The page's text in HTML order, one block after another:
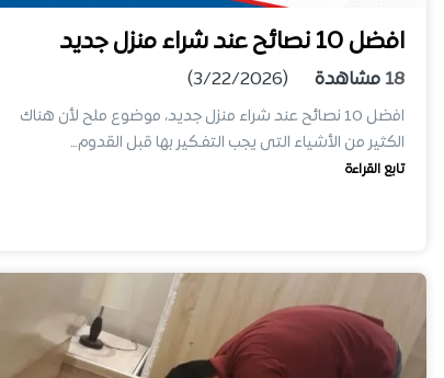
افضل 10 نصائح عند شراء منزل جديد
18 مشاهدة (3/22/2026)
افضل 10 نصائح عند شراء منزل جديد، موضوع ملح لأن هناك
الكثير من الأشياء التى يجب التفـكير بها قبل القدوم…
تابع القراءة